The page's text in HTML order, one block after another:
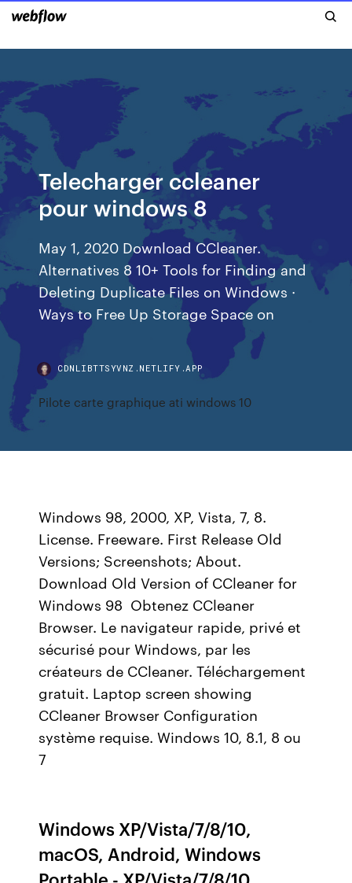
Telecharger ccleaner
pour windows 8
May 1, 2020 Download CCleaner.
Alternatives 8 10+ Tools for Finding and
Deleting Duplicate Files on Windows ·
Ways to Free Up Storage Space on
CDNLIBTTSYVNZ.NETLIFY.APP
Pilote carte graphique ati windows 10
Windows 98, 2000, XP, Vista, 7, 8.
License. Freeware. First Release Old
Versions; Screenshots; About.
Download Old Version of CCleaner for
Windows 98 Obtenez CCleaner
Browser. Le navigateur rapide, privé et
sécurisé pour Windows, par les
créateurs de CCleaner. Téléchargement
gratuit. Laptop screen showing
CCleaner Browser Configuration
système requise. Windows 10, 8.1, 8 ou
7
Windows XP/Vista/7/8/10,
macOS, Android, Windows